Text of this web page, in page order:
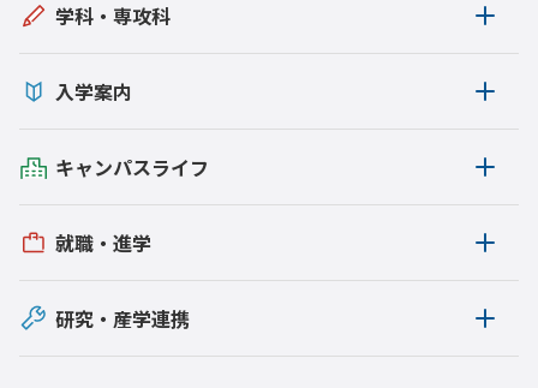
学科・専攻科
入学案内
キャンパスライフ
就職・進学
研究・産学連携